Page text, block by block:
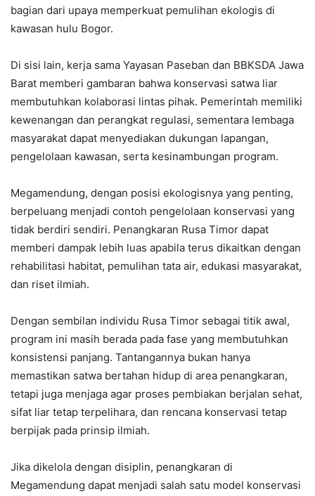
bagian dari upaya memperkuat pemulihan ekologis di
kawasan hulu Bogor.
Di sisi lain, kerja sama Yayasan Paseban dan BBKSDA Jawa
Barat memberi gambaran bahwa konservasi satwa liar
membutuhkan kolaborasi lintas pihak. Pemerintah memiliki
kewenangan dan perangkat regulasi, sementara lembaga
masyarakat dapat menyediakan dukungan lapangan,
pengelolaan kawasan, serta kesinambungan program.
Megamendung, dengan posisi ekologisnya yang penting,
berpeluang menjadi contoh pengelolaan konservasi yang
tidak berdiri sendiri. Penangkaran Rusa Timor dapat
memberi dampak lebih luas apabila terus dikaitkan dengan
rehabilitasi habitat, pemulihan tata air, edukasi masyarakat,
dan riset ilmiah.
Dengan sembilan individu Rusa Timor sebagai titik awal,
program ini masih berada pada fase yang membutuhkan
konsistensi panjang. Tantangannya bukan hanya
memastikan satwa bertahan hidup di area penangkaran,
tetapi juga menjaga agar proses pembiakan berjalan sehat,
sifat liar tetap terpelihara, dan rencana konservasi tetap
berpijak pada prinsip ilmiah.
Jika dikelola dengan disiplin, penangkaran di
Megamendung dapat menjadi salah satu model konservasi